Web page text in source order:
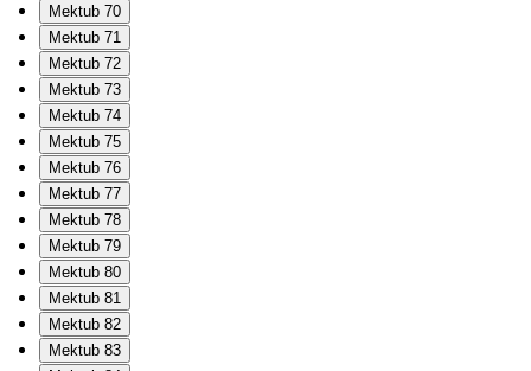
Mektub 70
Mektub 71
Mektub 72
Mektub 73
Mektub 74
Mektub 75
Mektub 76
Mektub 77
Mektub 78
Mektub 79
Mektub 80
Mektub 81
Mektub 82
Mektub 83